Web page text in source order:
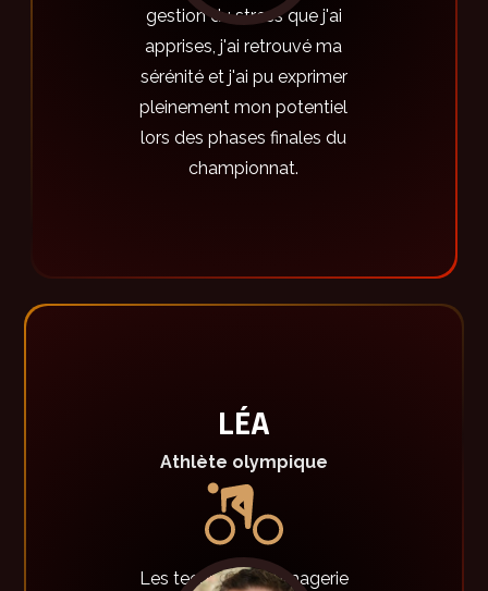
gestion du stress que j'ai
apprises, j'ai retrouvé ma
sérénité et j'ai pu exprimer
pleinement mon potentiel
lors des phases finales du
championnat.
LÉA
Athlète olympique
Les techniques d'imagerie